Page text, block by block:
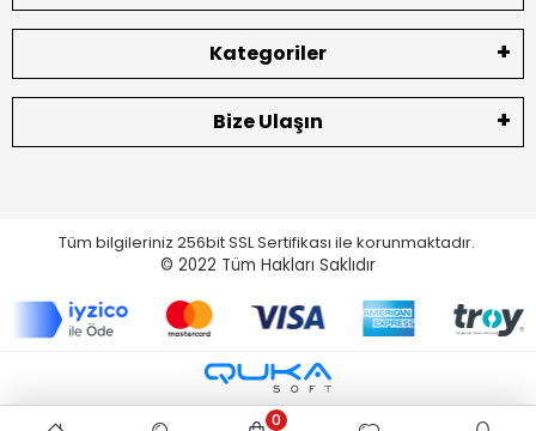
Kategoriler
Bize Ulaşın
Tüm bilgileriniz 256bit SSL Sertifikası ile korunmaktadır.
© 2022 Tüm Hakları Saklıdır
0